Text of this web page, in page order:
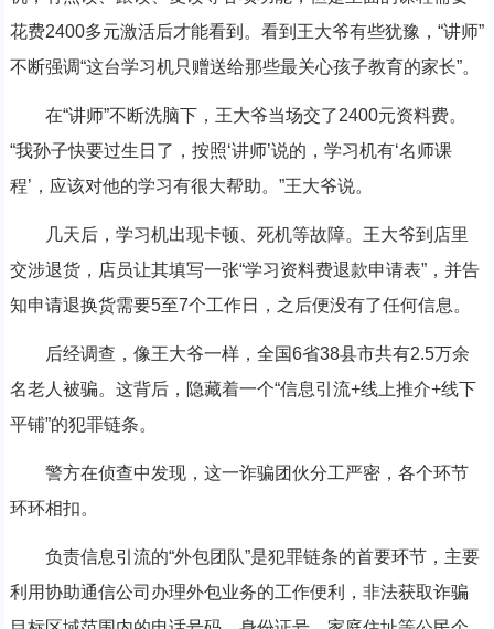
花费2400多元激活后才能看到。看到王大爷有些犹豫，“讲师”
不断强调“这台学习机只赠送给那些最关心孩子教育的家长”。
在“讲师”不断洗脑下，王大爷当场交了2400元资料费。
“我孙子快要过生日了，按照‘讲师’说的，学习机有‘名师课
程’，应该对他的学习有很大帮助。”王大爷说。
几天后，学习机出现卡顿、死机等故障。王大爷到店里
交涉退货，店员让其填写一张“学习资料费退款申请表”，并告
知申请退换货需要5至7个工作日，之后便没有了任何信息。
后经调查，像王大爷一样，全国6省38县市共有2.5万余
名老人被骗。这背后，隐藏着一个“信息引流+线上推介+线下
平铺”的犯罪链条。
警方在侦查中发现，这一诈骗团伙分工严密，各个环节
环环相扣。
负责信息引流的“外包团队”是犯罪链条的首要环节，主要
利用协助通信公司办理外包业务的工作便利，非法获取诈骗